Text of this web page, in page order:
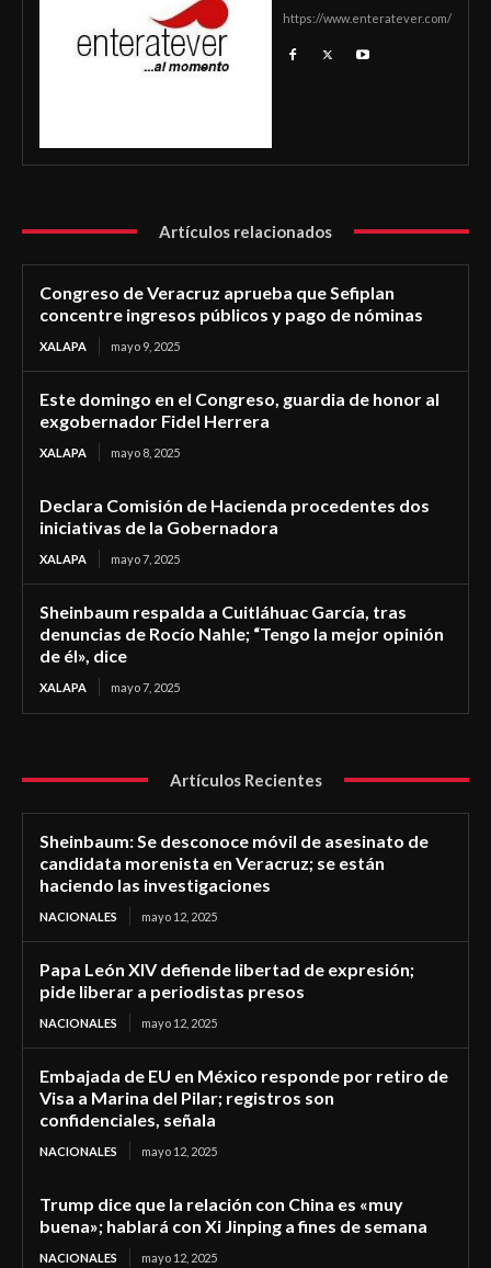
https://www.enteratever.com/
Artículos relacionados
Congreso de Veracruz aprueba que Sefiplan
concentre ingresos públicos y pago de nóminas
XALAPA mayo 9, 2025
Este domingo en el Congreso, guardia de honor al
exgobernador Fidel Herrera
XALAPA mayo 8, 2025
Declara Comisión de Hacienda procedentes dos
iniciativas de la Gobernadora
XALAPA mayo 7, 2025
Sheinbaum respalda a Cuitláhuac García, tras
denuncias de Rocío Nahle; “Tengo la mejor opinión
de él», dice
XALAPA mayo 7, 2025
Artículos Recientes
Sheinbaum: Se desconoce móvil de asesinato de
candidata morenista en Veracruz; se están
haciendo las investigaciones
NACIONALES mayo 12, 2025
Papa León XIV defiende libertad de expresión;
pide liberar a periodistas presos
NACIONALES mayo 12, 2025
Embajada de EU en México responde por retiro de
Visa a Marina del Pilar; registros son
confidenciales, señala
NACIONALES mayo 12, 2025
Trump dice que la relación con China es «muy
buena»; hablará con Xi Jinping a fines de semana
NACIONALES mayo 12, 2025